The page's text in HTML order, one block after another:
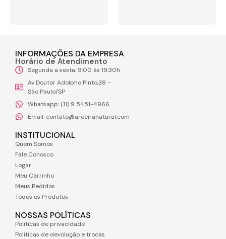
INFORMAÇÕES DA EMPRESA
Horário de Atendimento
Segunda a sexta: 9:00 às 19:30h
Av Doutor Adolpho Pinto,38 -
São Paulo/SP
Whatsapp: (11) 9 5451-4966
Email: contato@aroeiranatural.com
INSTITUCIONAL
Quem Somos
Fale Conosco
Logar
Meu Carrinho
Meus Pedidos
Todos os Produtos
NOSSAS POLÍTICAS
Politicas de privacidade
Politicas de devolução e trocas